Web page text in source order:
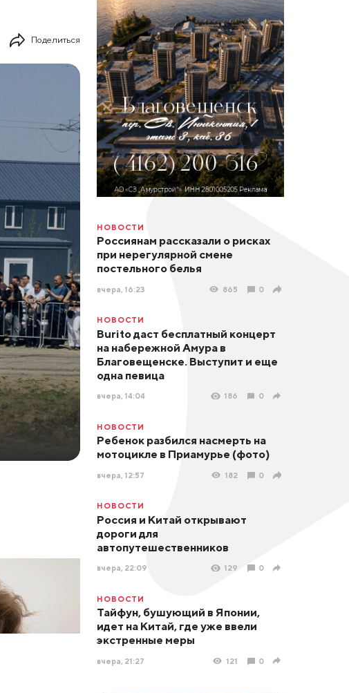
Поделиться
НОВОСТИ
Россиянам рассказали о рисках
при нерегулярной смене
постельного белья
вчера, 16:23 865 0
НОВОСТИ
Burito даст бесплатный концерт
на набережной Амура в
Благовещенске. Выступит и еще
одна певица
вчера, 14:04 186 0
НОВОСТИ
Ребенок разбился насмерть на
мотоцикле в Приамурье (фото)
вчера, 12:57 182 0
НОВОСТИ
Россия и Китай открывают
дороги для
автопутешественников
вчера, 22:09 129 0
НОВОСТИ
Тайфун, бушующий в Японии,
идет на Китай, где уже ввели
экстренные меры
вчера, 21:27 121 0